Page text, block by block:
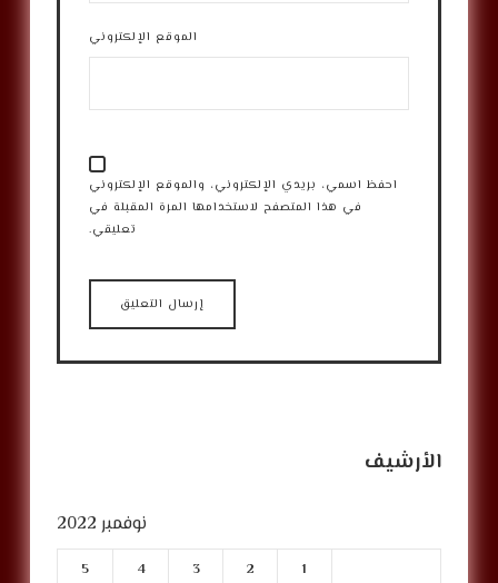
الموقع الإلكتروني
احفظ اسمي، بريدي الإلكتروني، والموقع الإلكتروني
في هذا المتصفح لاستخدامها المرة المقبلة في
تعليقي.
الأرشيف
نوفمبر 2022
1
2
3
4
5